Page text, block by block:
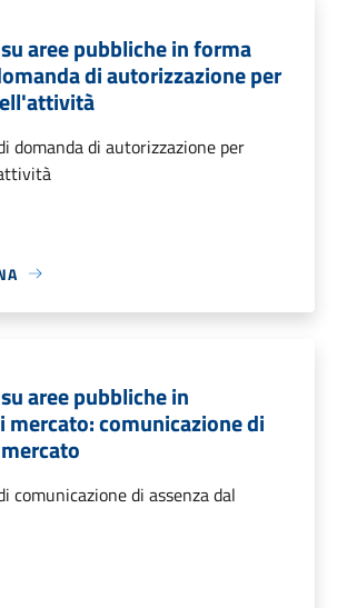
aree pubbliche in forma
di autorizzazione per
domanda di autorizzazione per
aree pubbliche in
mercato: comunicazione di
comunicazione di assenza dal